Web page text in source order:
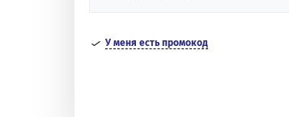
У меня есть промокод